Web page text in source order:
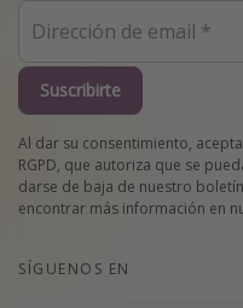
Suscribirte
Al dar su consentimiento,
RGPD, que autoriza que se
darse de baja de nuestro
encontrar más información en
SÍGUENOS EN